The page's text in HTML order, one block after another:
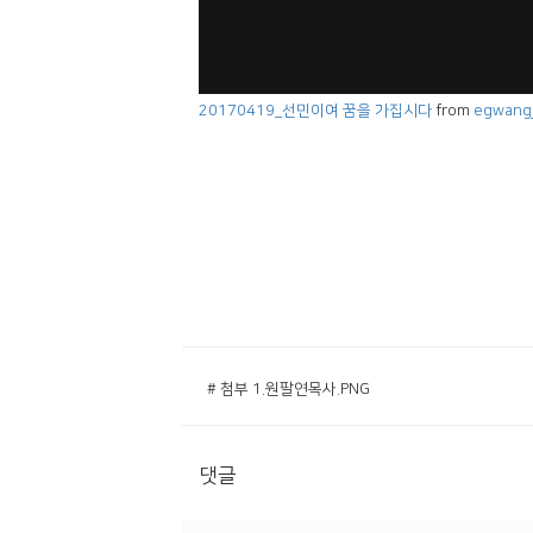
20170419_선민이여 꿈을 가집시다 from
# 첨부 1.원팔연목사.PNG
댓글